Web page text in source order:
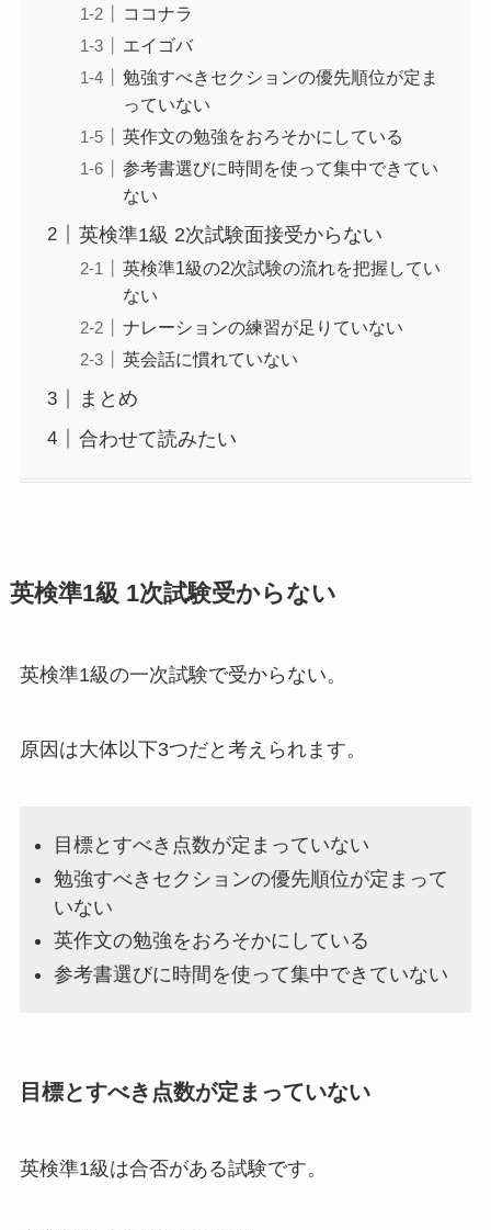
ココナラ
エイゴバ
勉強すべきセクションの優先順位が定ま
っていない
英作文の勉強をおろそかにしている
参考書選びに時間を使って集中できてい
ない
英検準1級 2次試験面接受からない
英検準1級の2次試験の流れを把握してい
ない
ナレーションの練習が足りていない
英会話に慣れていない
まとめ
合わせて読みたい
英検準1級 1次試験受からない
英検準1級の一次試験で受からない。
原因は大体以下3つだと考えられます。
目標とすべき点数が定まっていない
勉強すべきセクションの優先順位が定まって
いない
英作文の勉強をおろそかにしている
参考書選びに時間を使って集中できていない
目標とすべき点数が定まっていない
英検準1級は合否がある試験です。